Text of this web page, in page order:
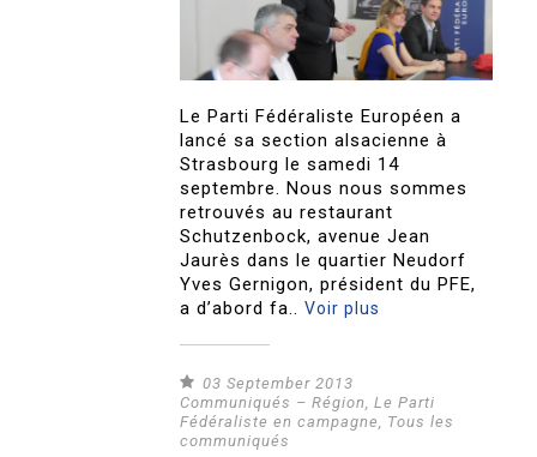
Le Parti Fédéraliste Européen a
lancé sa section alsacienne à
Strasbourg le samedi 14
septembre. Nous nous sommes
retrouvés au restaurant
Schutzenbock, avenue Jean
Jaurès dans le quartier Neudorf
Yves Gernigon, président du PFE,
a d’abord fa..Voir plus
03 September 2013
Communiqués – Région,Le Parti
Fédéraliste en campagne, Tous les
communiqués